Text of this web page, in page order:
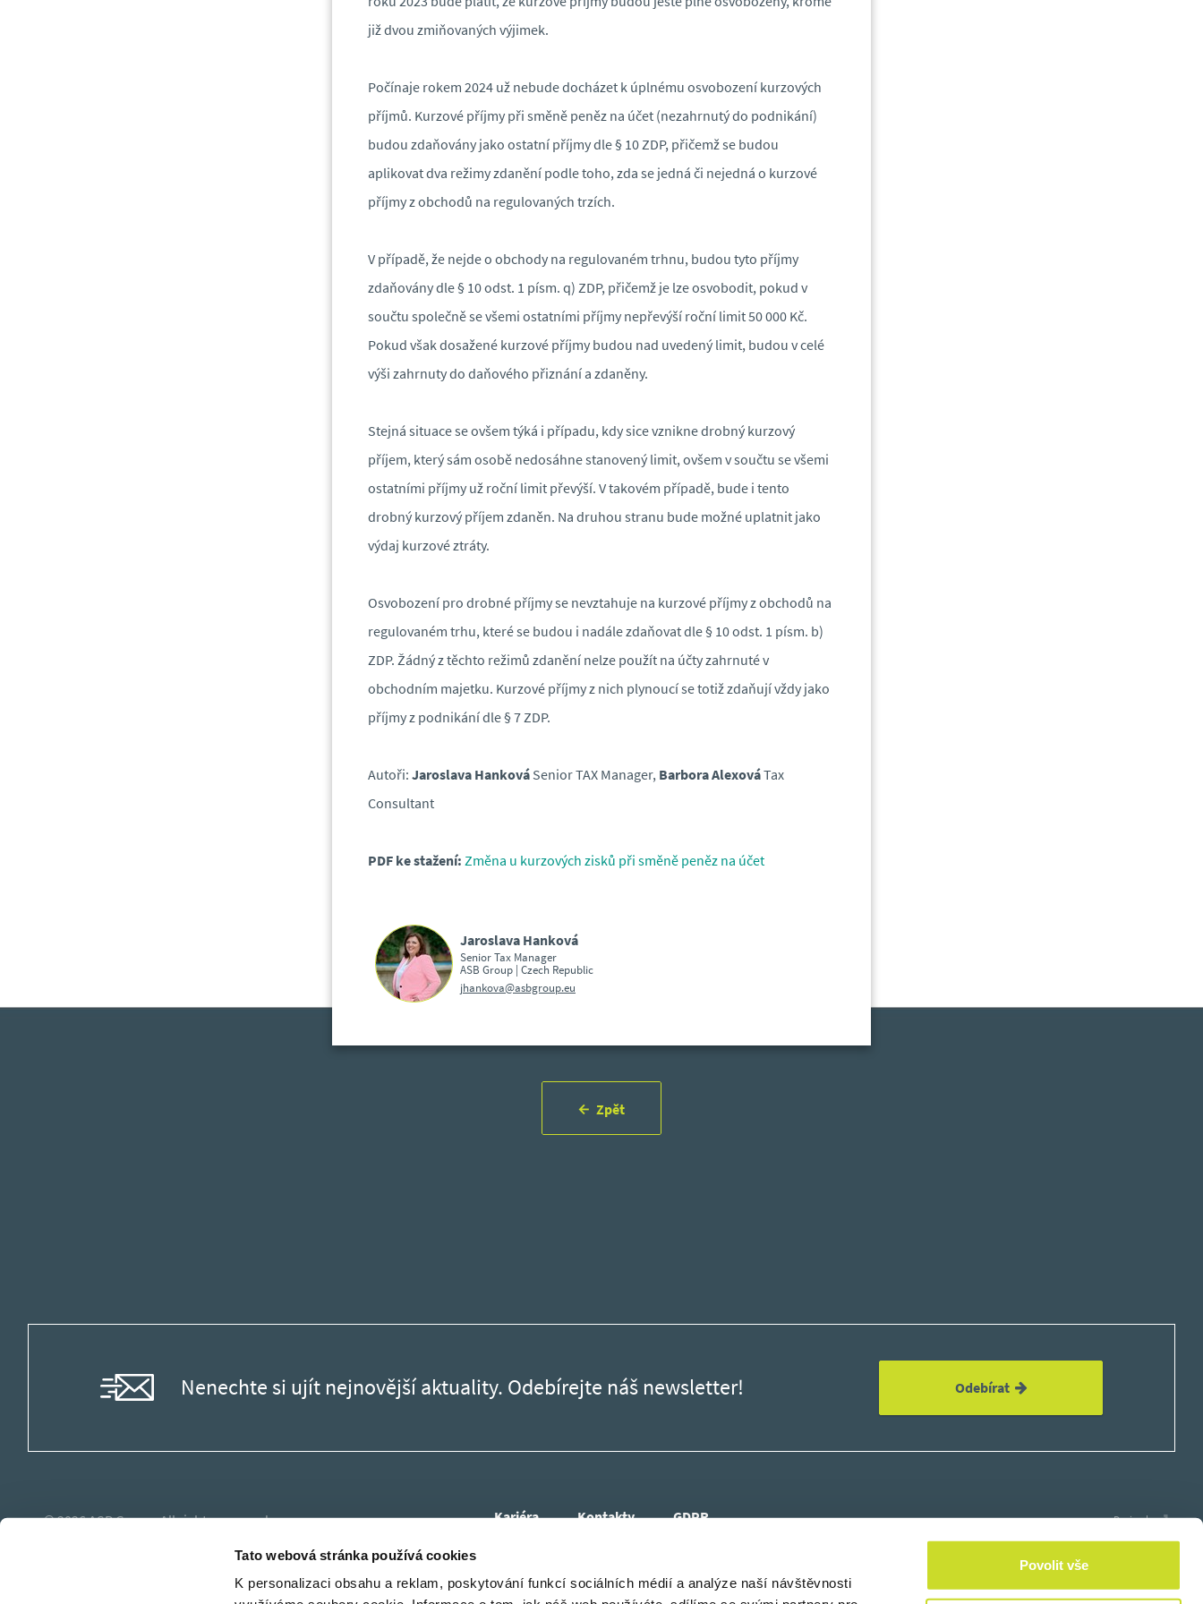
Tato webová stránka používá cookies
K personalizaci obsahu a reklam, poskytování funkcí sociálních médií a analýze naší návštěvnosti
Povolit vše
již dvou zmiňovaných výjimek.
Počínaje rokem 2024 už nebude docházet k úplnému osvobození kurzových
příjmů. Kurzové příjmy při směně peněz na účet (nezahrnutý do podnikání)
budou zdaňovány jako ostatní příjmy dle § 10 ZDP, přičemž se budou
aplikovat dva režimy zdanění podle toho, zda se jedná či nejedná o kurzové
příjmy z obchodů na regulovaných trzích.
V případě, že nejde o obchody na regulovaném trhnu, budou tyto příjmy
zdaňovány dle § 10 odst. 1 písm. q) ZDP, přičemž je lze osvobodit, pokud v
součtu společně se všemi ostatními příjmy nepřevýší roční limit 50 000 Kč.
Pokud však dosažené kurzové příjmy budou nad uvedený limit, budou v celé
výši zahrnuty do daňového přiznání a zdaněny.
Stejná situace se ovšem týká i případu, kdy sice vznikne drobný kurzový
příjem, který sám osobě nedosáhne stanovený limit, ovšem v součtu se všemi
ostatními příjmy už roční limit převýší. V takovém případě, bude i tento
drobný kurzový příjem zdaněn. Na druhou stranu bude možné uplatnit jako
výdaj kurzové ztráty.
Osvobození pro drobné příjmy se nevztahuje na kurzové příjmy z obchodů na
regulovaném trhu, které se budou i nadále zdaňovat dle § 10 odst. 1 písm. b)
ZDP. Žádný z těchto režimů zdanění nelze použít na účty zahrnuté v
obchodním majetku. Kurzové příjmy z nich plynoucí se totiž zdaňují vždy jako
příjmy z podnikání dle § 7 ZDP.
Autoři: Jaroslava Hanková Senior TAX Manager, Barbora AlexováTax
Consultant
PDF ke stažení: Změna u kurzových zisků při směně peněz na účet
Jaroslava Hanková
Senior Tax Manager
ASB Group | Czech Republic
jhankova@asbgroup.eu
Zpět
Nenechte si ujít nejnovější aktuality. Odebírejte náš newsletter! Odebírat
© 2026ASB Group.All rights reserved. Kariéra Kontakty GDPR Design by